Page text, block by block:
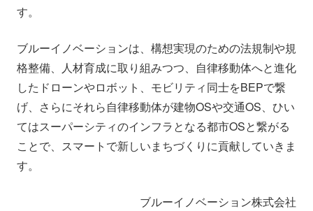
す。
ブルーイノベーションは、構想実現のための法規制や規
格整備、人材育成に取り組みつつ、自律移動体へと進化
したドローンやロボット、モビリティ同士をBEPで繋
げ、さらにそれら自律移動体が建物OSや交通OS、ひい
てはスーパーシティのインフラとなる都市OSと繋がる
ことで、スマートで新しいまちづくりに貢献していきま
す。
ブルーイノベーション株式会社